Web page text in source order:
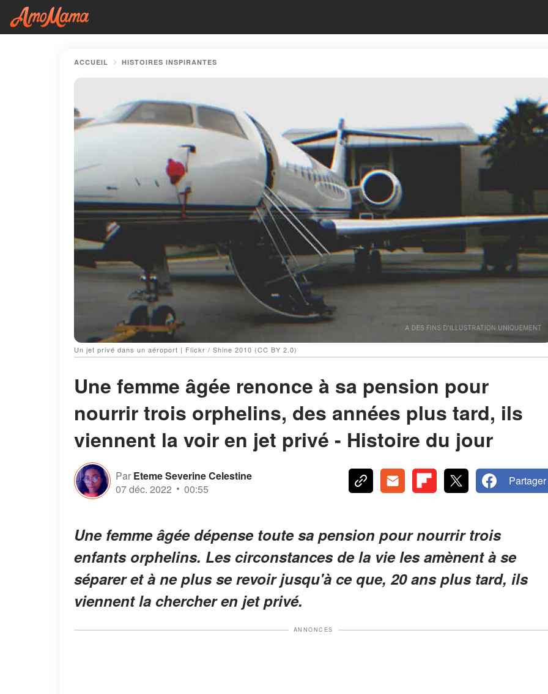
ACCUEIL HISTOIRES INSPIRANTES
Un jet privé dans un aéroport | Flickr / Shine 2010 (CC BY 2.0)
Une femme âgée renonce à sa pension pour
nourrir trois orphelins, des années plus tard, ils
viennent la voir en jet privé - Histoire du jour
Par Eteme Severine Celestine
07 déc. 2022
00:55
Partager
Une femme âgée dépense toute sa pension pour nourrir trois
enfants orphelins. Les circonstances de la vie les amènent à se
séparer et à ne plus se revoir jusqu'à ce que, 20 ans plus tard, ils
viennent la chercher en jet privé.
ANNONCES